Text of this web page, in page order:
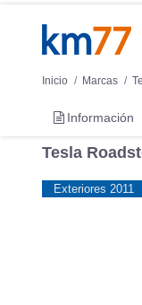
Inicio Marcas
Información
Tesla
Exteriores 2011